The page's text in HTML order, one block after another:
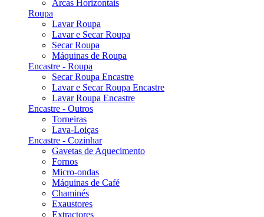
Arcas Horizontais
Roupa
Lavar Roupa
Lavar e Secar Roupa
Secar Roupa
Máquinas de Roupa
Encastre - Roupa
Secar Roupa Encastre
Lavar e Secar Roupa Encastre
Lavar Roupa Encastre
Encastre - Outros
Torneiras
Lava-Loiças
Encastre - Cozinhar
Gavetas de Aquecimento
Fornos
Micro-ondas
Máquinas de Café
Chaminés
Exaustores
Extractores